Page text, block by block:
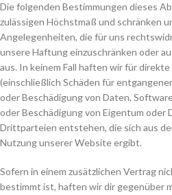
Die folgenden Bestimmungen dieses
zulässigen Höchstmaß und schränken
Angelegenheiten, die für uns
unsere Haftung einzuschränken oder
aus. In keinem Fall haften wir für
(einschließlich Schäden für
oder Beschädigung von Daten,
oder Beschädigung von Eigentum oder
Drittparteien entstehen, die sich aus
Nutzung unserer Website ergibt.
Sofern in einem zusätzlichen Vertrag
bestimmt ist, haften wir dir gegenüber